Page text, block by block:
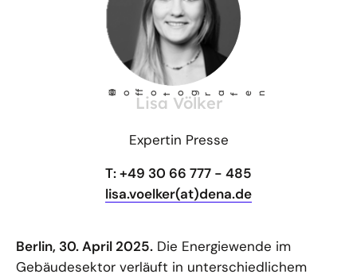
©
Ho f
fotog r
a fen
Lisa Völker
Expertin Presse
T: +49 30 66 777 - 485
lisa.voelker(at)dena.de
Berlin, 30. April 2025. Die Energiewende im
Gebäudesektor verläuft in unterschiedlichem